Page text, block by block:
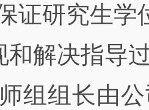
证研究生学
和解决指导
组组长由